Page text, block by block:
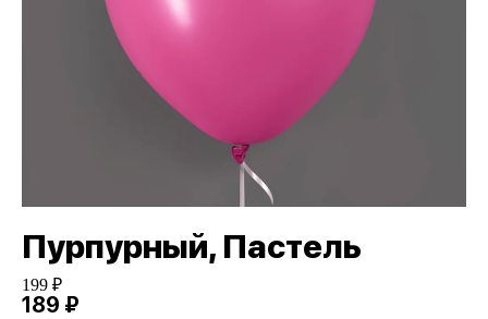
Пурпурный, Пастель
199 ₽
189 ₽